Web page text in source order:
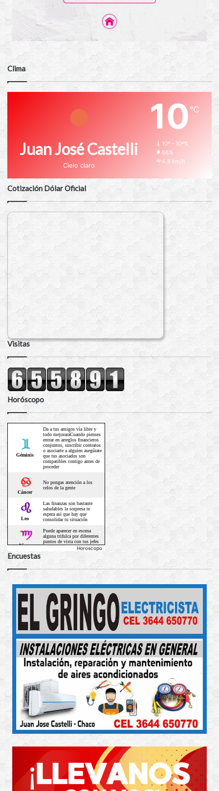
Clima
Juan José Castelli
Cielo claro
10 ℃
10º - 10º%
66%
4.8 km/h
Cotización Dólar Oficial
Visitas
Horóscopo
Horoscopo
Encuestas